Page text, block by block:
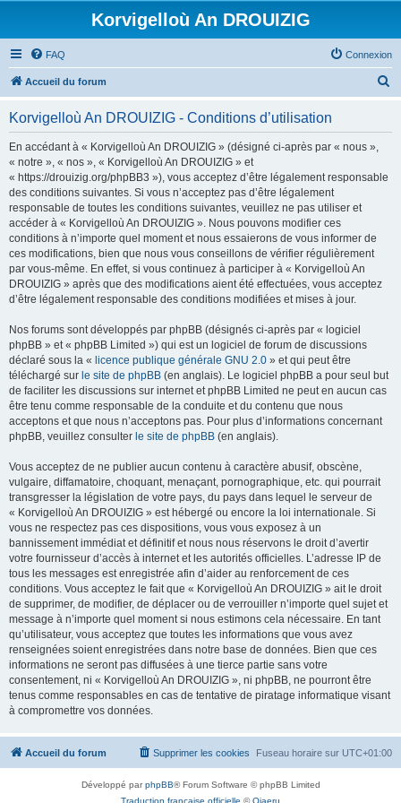
Korvigelloù An DROUIZIG
FAQ Connexion
Accueil du forum
Korvigelloù An DROUIZIG - Conditions d’utilisation
En accédant à « Korvigelloù An DROUIZIG » (désigné ci-après par « nous »,
« notre », « nos », « Korvigelloù An DROUIZIG » et
« https://drouizig.org/phpBB3 »), vous acceptez d’être légalement responsable
des conditions suivantes. Si vous n’acceptez pas d’être légalement
responsable de toutes les conditions suivantes, veuillez ne pas utiliser et
accéder à « Korvigelloù An DROUIZIG ». Nous pouvons modifier ces
conditions à n’importe quel moment et nous essaierons de vous informer de
ces modifications, bien que nous vous conseillons de vérifier régulièrement
par vous-même. En effet, si vous continuez à participer à « Korvigelloù An
DROUIZIG » après que des modifications aient été effectuées, vous acceptez
d’être légalement responsable des conditions modifiées et mises à jour.
Nos forums sont développés par phpBB (désignés ci-après par « logiciel
phpBB » et « phpBB Limited ») qui est un logiciel de forum de discussions
déclaré sous la « licence publique générale GNU 2.0 » et qui peut être
téléchargé sur le site de phpBB (en anglais). Le logiciel phpBB a pour seul but
de faciliter les discussions sur internet et phpBB Limited ne peut en aucun cas
être tenu comme responsable de la conduite et du contenu que nous
acceptons et que nous n’acceptons pas. Pour plus d’informations concernant
phpBB, veuillez consulter le site de phpBB (en anglais).
Vous acceptez de ne publier aucun contenu à caractère abusif, obscène,
vulgaire, diffamatoire, choquant, menaçant, pornographique, etc. qui pourrait
transgresser la législation de votre pays, du pays dans lequel le serveur de
« Korvigelloù An DROUIZIG » est hébergé ou encore la loi internationale. Si
vous ne respectez pas ces dispositions, vous vous exposez à un
bannissement immédiat et définitif et nous nous réservons le droit d’avertir
votre fournisseur d’accès à internet et les autorités officielles. L’adresse IP de
tous les messages est enregistrée afin d’aider au renforcement de ces
conditions. Vous acceptez le fait que « Korvigelloù An DROUIZIG » ait le droit
de supprimer, de modifier, de déplacer ou de verrouiller n’importe quel sujet et
message à n’importe quel moment si nous estimons cela nécessaire. En tant
qu’utilisateur, vous acceptez que toutes les informations que vous avez
renseignées soient enregistrées dans notre base de données. Bien que ces
informations ne seront pas diffusées à une tierce partie sans votre
consentement, ni « Korvigelloù An DROUIZIG », ni phpBB, ne pourront être
tenus comme responsables en cas de tentative de piratage informatique visant
à compromettre vos données.
Accueil du forum Fuseau horaire sur UTC+01:00
Supprimer les cookies
Développé parphpBB® Forum Software © phpBB Limited
Traduction française officielle ©Qiaeru